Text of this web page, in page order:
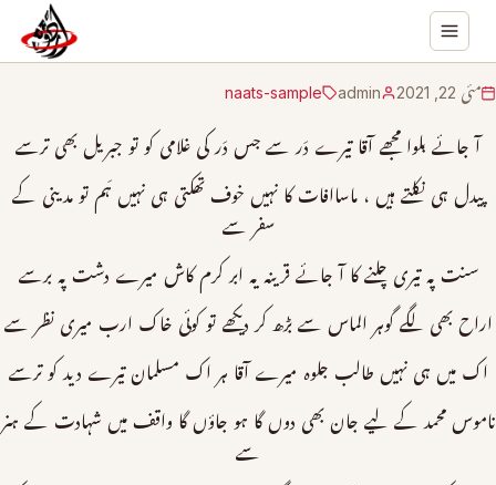
مئی 22, 2021 admin
naats-sample
آ جائے بلوا مجھے آقا تیرے دَر سے جس دَر کی غلامی کو تو جبریل بھی ترسے
پیدل ہی نکلتے ہیں ، ماساافات کا نہیں خوف تھکتی ہی نہیں ہَم تو مدینی كے
سفر سے
سنت پہ تیری چلنے کا آ جائے قرینہ یہ ابر کرم کاش میرے دشت پہ برسے
اراح بھی لگے گوہر الماس سے بڑھ کر دیکھے تو کوئی خاک ارب میری نظر سے
اک میں ہی نہیں طالب جلوہ میرے آقا ہر اک مسلمان تیرے دید کو ترسے
ناموس محمد كے لیے جان بھی دوں گا ہو جاؤں گا واقف میں شہادت كے ہنر
سے